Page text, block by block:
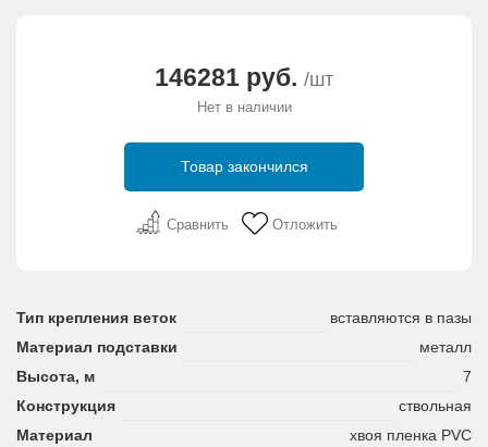
146281 руб. /шт
Нет в наличии
Товар закончился
Сравнить Отложить
Тип крепления веток
вставляются в пазы
Материал подставки
металл
Высота, м
7
Конструкция
ствольная
Материал
хвоя пленка PVC